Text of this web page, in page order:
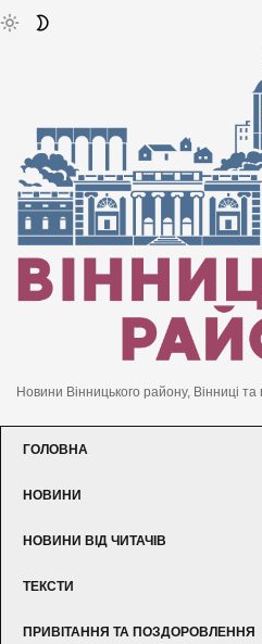
Новини Вінницького району, Вінниці
ГОЛОВНА
НОВИНИ
НОВИНИ ВІД ЧИТАЧІВ
ТЕКСТИ
ПРИВІТАННЯ ТА ПОЗДОРОВЛЕННЯ